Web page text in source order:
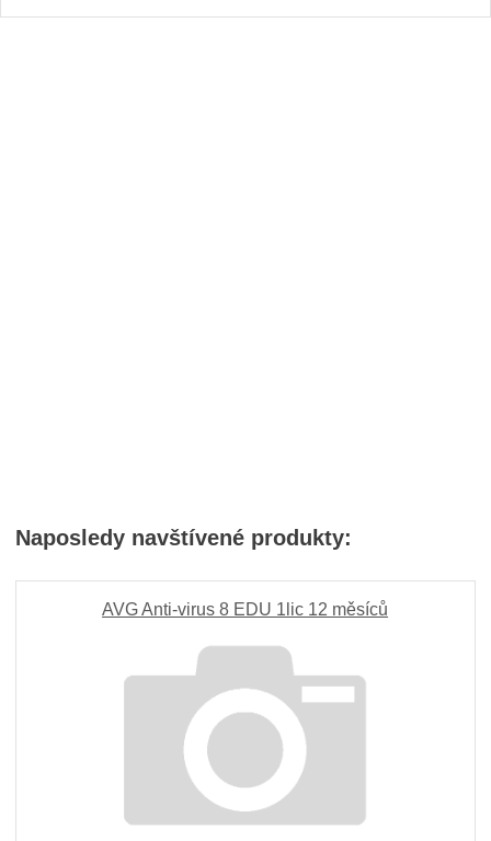
Naposledy navštívené produkty:
AVG Anti-virus 8 EDU 1lic 12 měsíců